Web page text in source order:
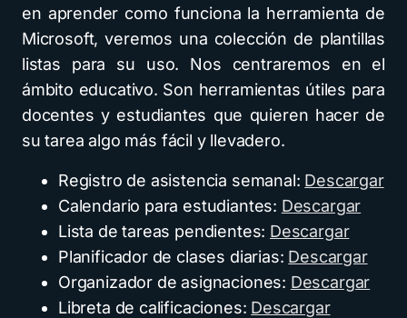
en aprender como funciona la herramienta de
Microsoft, veremos una colección de plantillas
listas para su uso. Nos centraremos en el
ámbito educativo. Son herramientas útiles para
docentes y estudiantes que quieren hacer de
su tarea algo más fácil y llevadero.
Registro de asistencia semanal: Descargar
Calendario para estudiantes: Descargar
Lista de tareas pendientes: Descargar
Planificador de clases diarias: Descargar
Organizador de asignaciones: Descargar
Libreta de calificaciones: Descargar